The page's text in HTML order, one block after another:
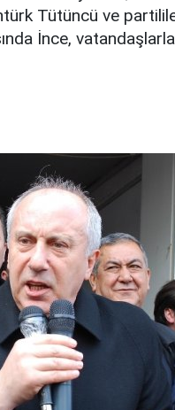
Tütüncü ve
İnce,